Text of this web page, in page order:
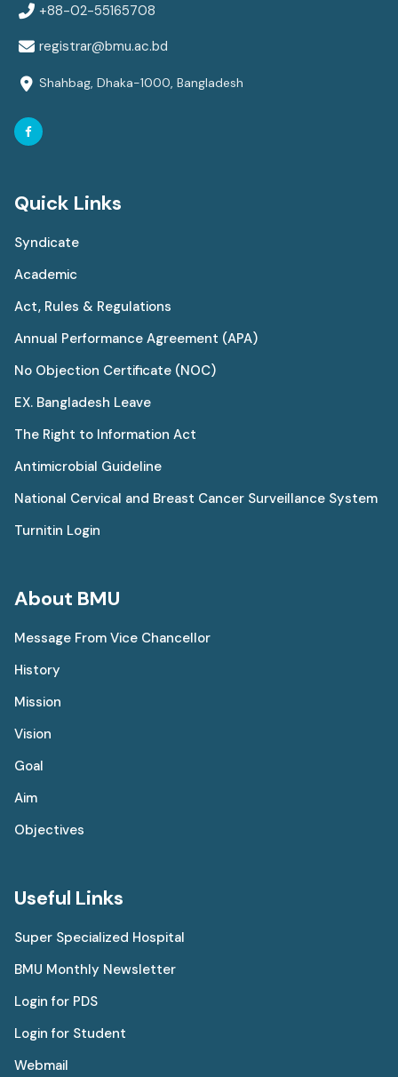
+88-02-55165708
registrar@bmu.ac.bd
Shahbag, Dhaka-1000, Bangladesh
Quick Links
Syndicate
Academic
Act, Rules & Regulations
Annual Performance Agreement (APA)
No Objection Certificate (NOC)
EX. Bangladesh Leave
The Right to Information Act
Antimicrobial Guideline
National Cervical and Breast Cancer Surveillance System
Turnitin Login
About BMU
Message From Vice Chancellor
History
Mission
Vision
Goal
Aim
Objectives
Useful Links
Super Specialized Hospital
BMU Monthly Newsletter
Login for PDS
Login for Student
Webmail